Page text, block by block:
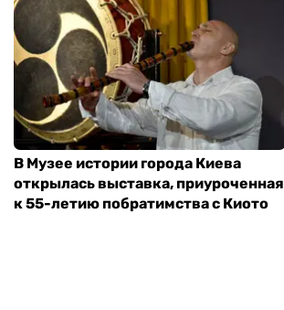
В Музее истории города Киева
открылась выставка, приуроченная
к 55-летию побратимства с Киото